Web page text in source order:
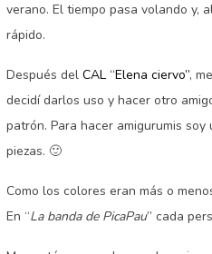
verano. El tiempo pasa volando y,
rápido.
Después del CAL “Elena ciervo”,
decidí darlos uso y hacer otro
patrón. Para hacer amigurumis
piezas. 🙂
Como los colores eran más o
En “La banda de PicaPau” cada